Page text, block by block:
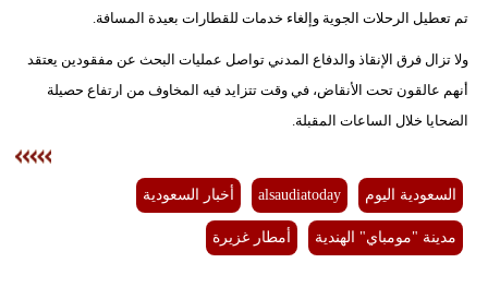
سيارات
تم تعطيل الرحلات الجوية وإلغاء خدمات للقطارات بعيدة المسافة.
ولا تزال فرق الإنقاذ والدفاع المدني تواصل عمليات البحث عن مفقودين يعتقد
أنهم عالقون تحت الأنقاض، في وقت تتزايد فيه المخاوف من ارتفاع حصيلة
الضحايا خلال الساعات المقبلة.
السعودية اليوم alsaudiatoday أخبار السعودية
مدينة "مومباي" الهندية أمطار غزيرة